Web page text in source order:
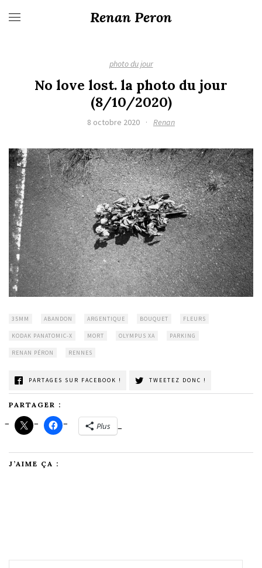
Renan Peron
photo du jour
No love lost. la photo du jour
(8/10/2020)
8 octobre 2020 · Renan
35MM ABANDON ARGENTIQUE BOUQUET FLEURS
KODAK PANATOMIC-X MORT OLYMPUS XA PARKING
RENAN PÉRON RENNES
PARTAGES SUR FACEBOOK ! TWEETEZ DONC !
PARTAGER :
Plus
J’AIME ÇA :